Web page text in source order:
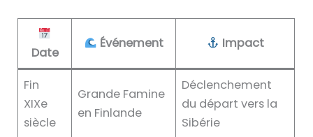
Date
Événement Impact
Fin
XIXe
siècle
Grande Famine
en Finlande
Déclenchement
du départ vers la
Sibérie